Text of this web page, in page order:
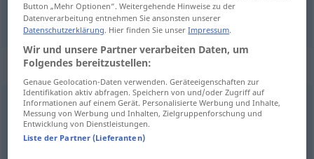
vertrauen
Synonyme für "vertrauen"
glauben
Button „Mehr Optionen“. Weitergehende Hinweise zu der
Datenverarbeitung entnehmen Sie ansonsten unserer
Datenschutzerklärung. Hier finden Sie unserImpressum.
Wir und unsere Partner verarbeiten Daten, um
Folgendes bereitzustellen:
Genaue Geolocation-Daten verwenden. Geräteeigenschaften zur
Identifikation aktiv abfragen. Speichern von und/oder Zugriff auf
Informationen auf einem Gerät. Personalisierte Werbung und Inhalte,
Messung von Werbung und Inhalten, Zielgruppenforschung und
Entwicklung von Dienstleistungen.
Liste der Partner (Lieferanten)